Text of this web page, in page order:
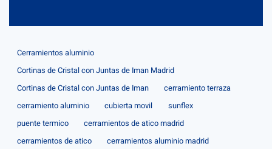
Cerramientos aluminio
Cortinas de Cristal con Juntas de Iman Madrid
Cortinas de Cristal con Juntas de Iman
cerramiento terraza
cerramiento aluminio
cubierta movil
sunflex
puente termico
cerramientos de atico madrid
cerramientos de atico
cerramientos aluminio madrid